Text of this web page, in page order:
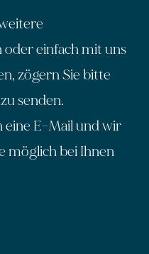
einfach mit uns
zögern Sie bitte
senden.
eine E-Mail und wir
möglich bei Ihnen